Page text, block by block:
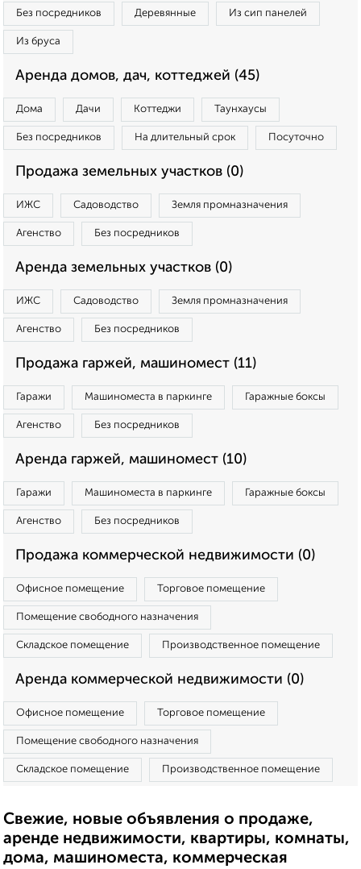
Без посредников Деревянные Из сип панелей
Из бруса
Аренда домов, дач, коттеджей (45)
Дома Дачи Коттеджи Таунхаусы
Без посредников На длительный срок Посуточно
Продажа земельных участков (0)
ИЖС Садоводство Земля промназначения
Агенство Без посредников
Аренда земельных участков (0)
ИЖС Садоводство Земля промназначения
Агенство Без посредников
Продажа гаржей, машиномест (11)
Гаражи Машиноместа в паркинге Гаражные боксы
Агенство Без посредников
Аренда гаржей, машиномест (10)
Гаражи Машиноместа в паркинге Гаражные боксы
Агенство Без посредников
Продажа коммерческой недвижимости (0)
Офисное помещение Торговое помещение
Помещение свободного назначения
Складское помещение Производственное помещение
Аренда коммерческой недвижимости (0)
Офисное помещение Торговое помещение
Помещение свободного назначения
Складское помещение Производственное помещение
Свежие, новые объявления о продаже,
аренде недвижимости, квартиры, комнаты,
дома, машиноместа, коммерческая